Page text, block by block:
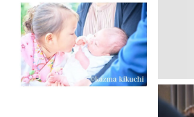
僕のスケジュールを確認後に撮影日時
させて頂きます。
急な撮影やスケジュールに空きがない
ースがございます。
お気軽にお問い合わせ下さい。
撮影当日にご連絡がなくお客様の来ら